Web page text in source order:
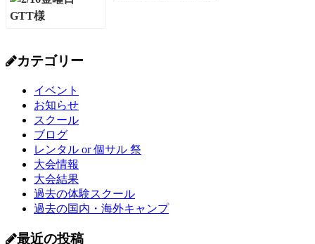
カテゴリー
イベント
お知らせ
スクール
ブログ
レンタル or 個サル 祭
大会情報
大会結果
過去の体験スクール
過去の国内・海外キャンプ
最近の投稿